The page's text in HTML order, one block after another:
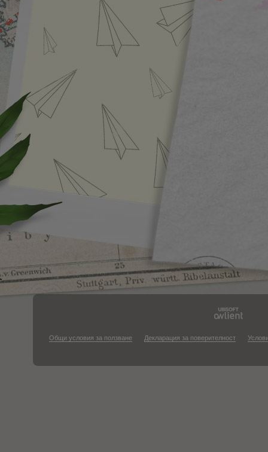
Общи условия за ползване Декларация за поверителност